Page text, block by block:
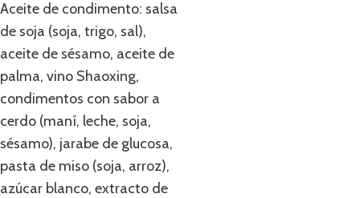
Aceite de condimento: salsa
de soja (soja, trigo, sal),
aceite de sésamo, aceite de
palma, vino Shaoxing,
condimentos con sabor a
cerdo (maní, leche, soja,
sésamo), jarabe de glucosa,
pasta de miso (soja, arroz),
azúcar blanco, extracto de